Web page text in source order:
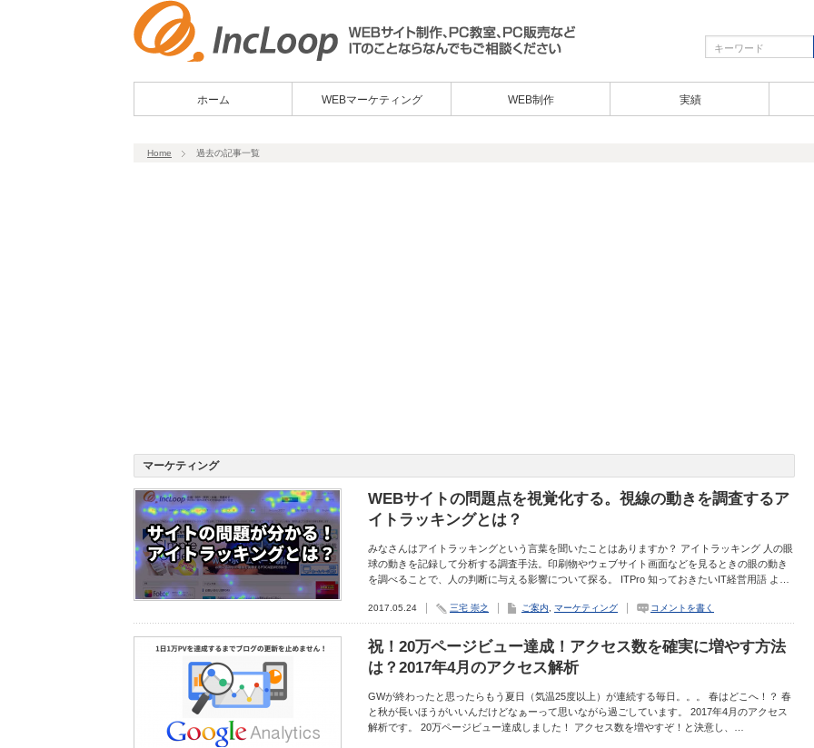
ホーム WEBマーケティング WEB制作 実績
Home 過去の記事一覧
マーケティング
WEBサイトの問題点を視覚化する。視線の動きを調査するア
イトラッキングとは？
みなさんはアイトラッキングという言葉を聞いたことはありますか？ アイトラッキング 人の眼
球の動きを記録して分析する調査手法。印刷物やウェブサイト画面などを見るときの眼の動き
を調べることで、人の判断に与える影響について探る。 ITPro 知っておきたいIT経営用語 よ…
2017.05.24 三宅 崇之 ご案内 マーケティング コメントを書く
祝！20万ページビュー達成！アクセス数を確実に増やす方法
は？2017年4月のアクセス解析
GWが終わったと思ったらもう夏日（気温25度以上）が連続する毎日。。。 春はどこへ！？ 春
と秋が長いほうがいいんだけどなぁーって思いながら過ごしています。 2017年4月のアクセス
解析です。 20万ページビュー達成しました！ アクセス数を増やすぞ！と決意し、…